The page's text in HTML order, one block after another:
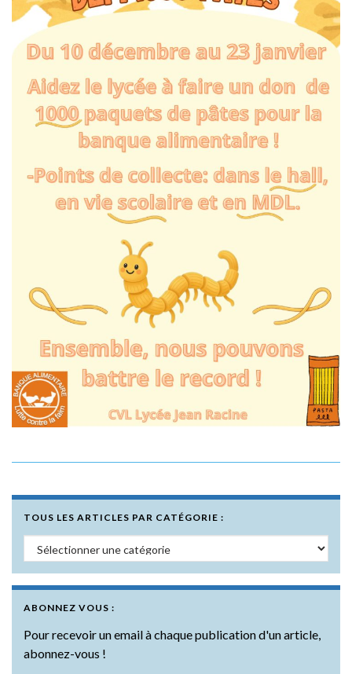
TOUS LES ARTICLES PAR CATÉGORIE :
Tous les articles par catégorie :
ABONNEZ VOUS :
Pour recevoir un email à chaque publication d'un article,
abonnez-vous !